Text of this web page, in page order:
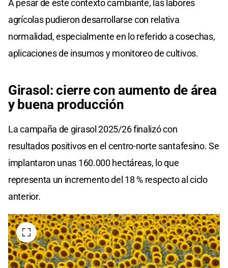
A pesar de este contexto cambiante, las labores
agrícolas pudieron desarrollarse con relativa
normalidad, especialmente en lo referido a cosechas,
aplicaciones de insumos y monitoreo de cultivos.
Girasol: cierre con aumento de área
y buena producción
La campaña de girasol 2025/26 finalizó con
resultados positivos en el centro-norte santafesino. Se
implantaron unas 160.000 hectáreas, lo que
representa un incremento del 18 % respecto al ciclo
anterior.